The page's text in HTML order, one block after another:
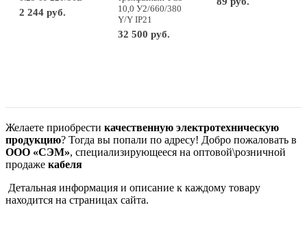
2 244 руб.
10,0 У2/660/380
Y/Y IP21
32 500 руб.
Желаете приобрести качественную электротехническую
продукцию? Тогда вы попали по адресу! Добро пожаловать в
ООО «СЭМ», специализирующееся на оптовой\розничной
продаже кабеля
Детальная информация и описание к каждому товару
находится на страницах сайта.